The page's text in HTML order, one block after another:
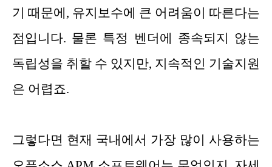
기 때문에, 유지보수에 큰 어려움이 따른다는
점입니다. 물론 특정 벤더에 종속되지 않는
독립성을 취할 수 있지만, 지속적인 기술지원
은 어렵죠.
그렇다면 현재 국내에서 가장 많이 사용하는